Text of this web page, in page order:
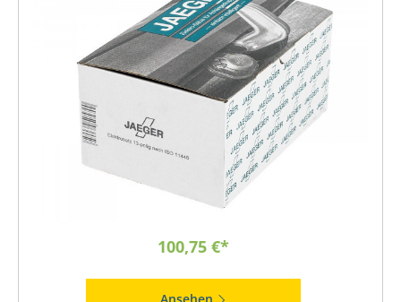
100,75 €*
Ansehen